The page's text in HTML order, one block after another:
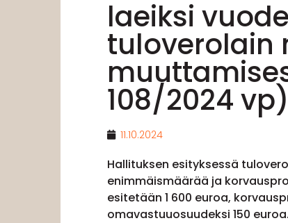
laeiksi
tuloverolain
108/2024 vp)
11.10.2024
Hallituksen esityksessä
enimmäismäärää ja
esitetään 1 600 euroa,
omavastuuosuudeksi 150 euroa.